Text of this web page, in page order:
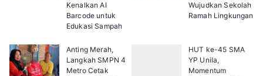
Kenalkan AI
Barcode untuk
Edukasi Sampah
Wujudkan Sekolah
Ramah Lingkungan
Anting Merah,
Langkah SMPN 4
Metro Cetak
HUT ke-45 SMA
YP Unila,
Momentum